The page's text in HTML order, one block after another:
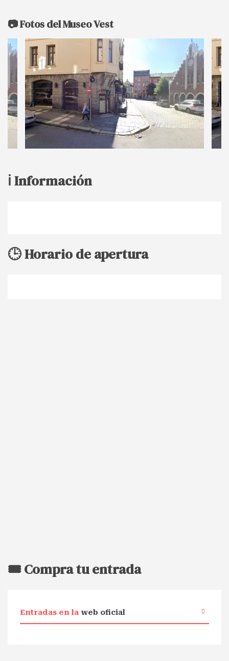
📷 Fotos del Museo Vest
ℹ️ Información
🕒 Horario de apertura
🎟️ Compra tu entrada
Entradas en la web oficial